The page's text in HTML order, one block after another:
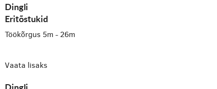
Dingli
Eritõstukid
Töökõrgus 5m - 26m
Vaata lisaks